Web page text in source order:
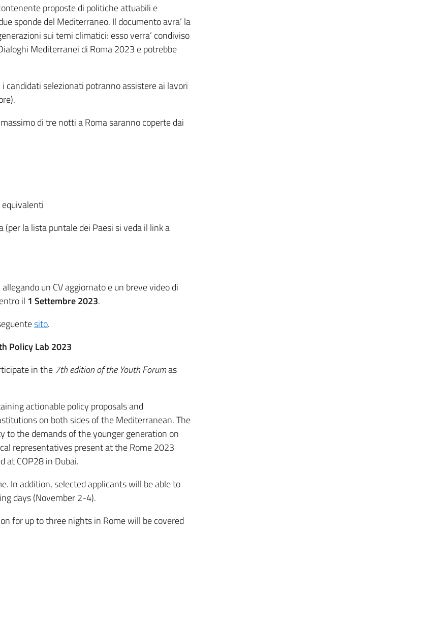
proposte di politiche attuabili e
sponde del Mediterraneo. Il documento avra’ la
sui temi climatici: esso verra’ condiviso
Mediterranei di Roma 2023 e potrebbe
candidati selezionati potranno assistere ai lavori
di tre notti a Roma saranno coperte dai
la lista puntale dei Paesi si veda il link a
un CV aggiornato e un breve video di
il 1 Settembre 2023.
sito.
Policy Lab 2023
in the 7th edition of the Youth Forumas
actionable policy proposals and
on both sides of the Mediterranean. The
the demands of the younger generation on
representatives present at the Rome 2023
at COP28 in Dubai.
In addition, selected applicants will be able to
days (November 2-4).
for up to three nights in Rome will be covered